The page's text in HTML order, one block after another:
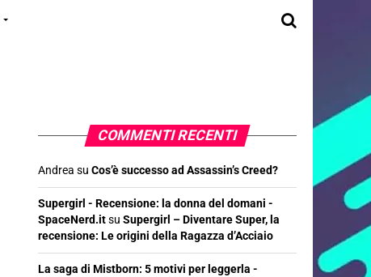
COMMENTI RECENTI
Andrea su Cos’è successo ad Assassin’s Creed?
Supergirl - Recensione: la donna del domani -
SpaceNerd.itsu Supergirl – Diventare Super, la
recensione: Le origini della Ragazza d’Acciaio
La saga di Mistborn: 5 motivi per leggerla -